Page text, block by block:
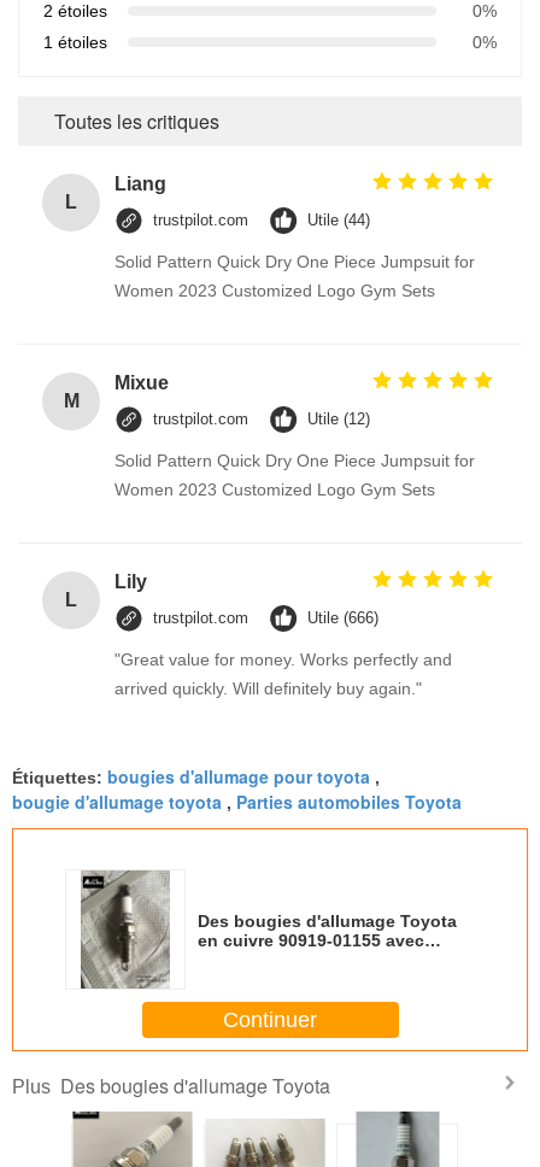
2 étoiles
0%
1 étoiles
0%
Toutes les critiques
L
Liang
trustpilot.com Utile (44)
Solid Pattern Quick Dry One Piece Jumpsuit for
Women 2023 Customized Logo Gym Sets
M
Mixue
trustpilot.com Utile (12)
Solid Pattern Quick Dry One Piece Jumpsuit for
Women 2023 Customized Logo Gym Sets
L
Lily
trustpilot.com Utile (666)
"Great value for money. Works perfectly and
arrived quickly. Will definitely buy again."
Étiquettes: bougies d'allumage pour toyota ,
bougie d'allumage toyota , Parties automobiles Toyota
Des bougies d'allumage Toyota
en cuivre 90919-01155 avec
Continuer
Plus Des bougies d'allumage Toyota